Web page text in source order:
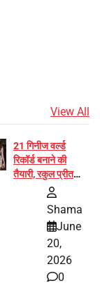
View All
21 गिनीज वर्ल्ड
रिकॉर्ड बनाने की
तैयारी, रकुल प्रीत
और प्रज्ञा जायसवाल
बनीं योग अभियान का
Shama
June
20,
2026
0